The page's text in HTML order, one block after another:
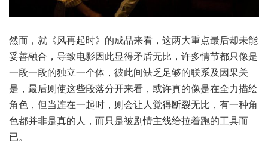
然而，就《风再起时》的成品来看，这两大重点最后却未能
妥善融合，导致电影因此显得矛盾无比，许多情节都只像是
一段一段的独立一个体，彼此间缺乏足够的联系及因果关
是，最后则使这些段落分开来看，或许真的像是在全力描绘
角色，但当连在一起时，则会让人觉得断裂无比，有一种角
色都并非是真的人，而只是被剧情主线给拉着跑的工具而
已。